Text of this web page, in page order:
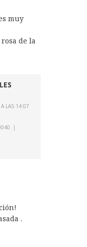
muy
de la
LAS 14:07
.